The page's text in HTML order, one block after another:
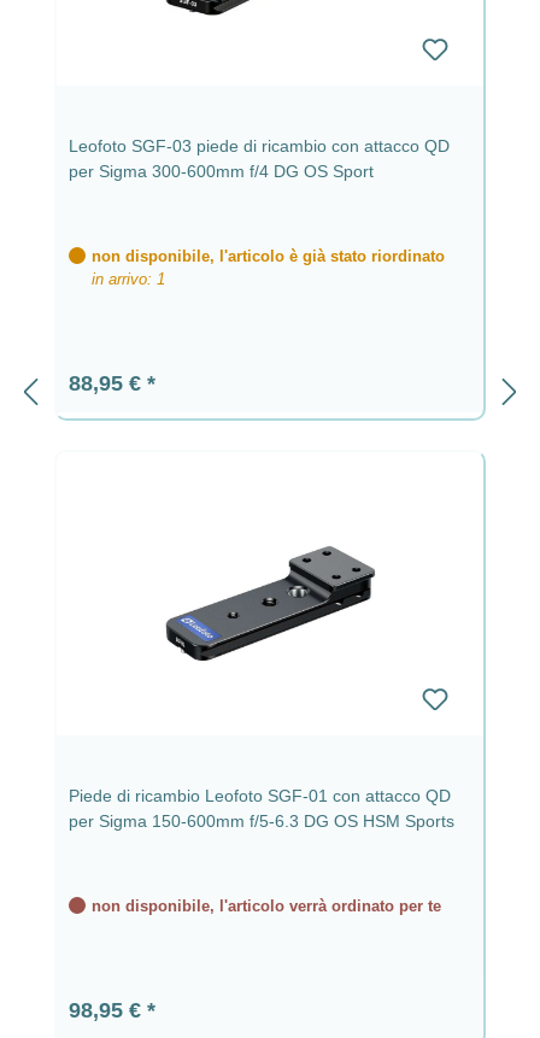
Leofoto SGF-03 piede di ricambio con attacco QD
per Sigma 300-600mm f/4 DG OS Sport
non disponibile, l'articolo è già stato riordinato
in arrivo: 1
Prezzo normale:
88,95 €
Piede di ricambio Leofoto SGF-01 con attacco QD
per Sigma 150-600mm f/5-6.3 DG OS HSM Sports
non disponibile, l'articolo verrà ordinato per te
Prezzo normale:
98,95 €